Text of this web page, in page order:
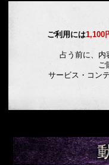
ご利用には1,100
占う前に、内
ご
サービス・コン